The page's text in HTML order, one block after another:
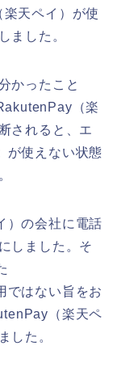
天ペイ）が使
ました。
かったこと
（楽
されると、エ
が使えない状態
）の会社に電話
しました。そ
ではない旨をお
（楽天ペ
した。